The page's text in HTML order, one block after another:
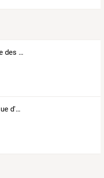
Le blog d'histoire des sciences
Plogoff. Chronique d'une lutte contre le nucléaire.